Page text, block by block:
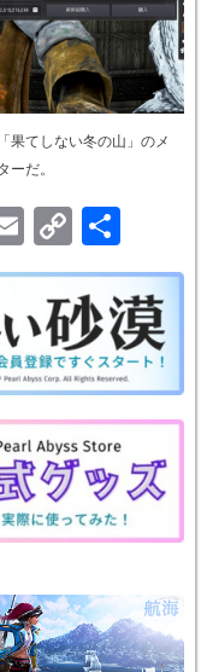
果てしない冬の山」のメ
だ。
E
m
ail
C
o
p
y
Li
n
k
有